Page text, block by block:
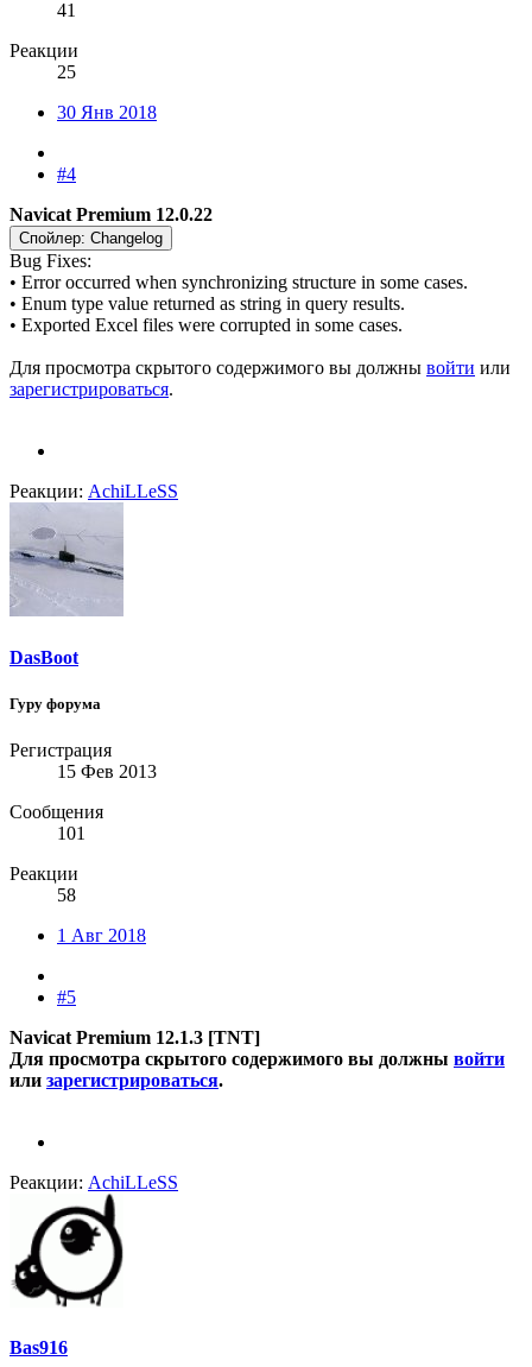
41
Реакции
25
30 Янв 2018
#4
Navicat Premium 12.0.22
Спойлер: Changelog
Bug Fixes:
• Error occurred when synchronizing structure in some cases.
• Enum type value returned as string in query results.
• Exported Excel files were corrupted in some cases.
Для просмотра скрытого содержимого вы должны войти или
зарегистрироваться.
Реакции: AchiLLeSS
DasBoot
Гуру форума
Регистрация
15 Фев 2013
Сообщения
101
Реакции
58
1 Авг 2018
#5
Navicat Premium 12.1.3 [TNT]
Для просмотра скрытого содержимого вы должны войти
или зарегистрироваться.
Реакции: AchiLLeSS
Bas916